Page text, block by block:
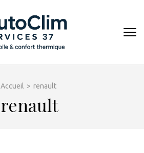
Accueil > renault
renault